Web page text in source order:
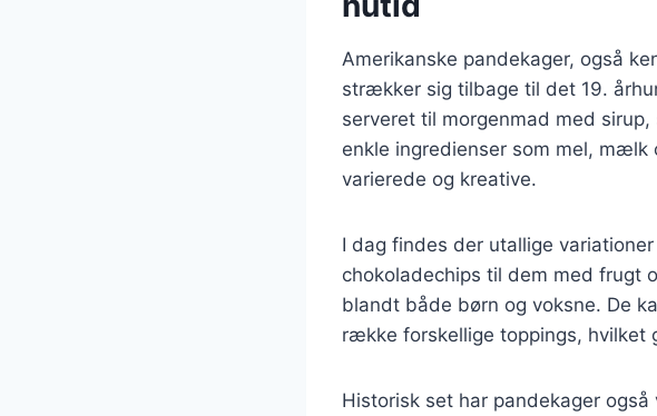
Amerikanske pandekager, også
strækker sig tilbage til det 19.
serveret til morgenmad med
enkle ingredienser som mel,
varierede og kreative.
I dag findes der utallige
chokoladechips til dem med frugt
blandt både børn og voksne. De
række forskellige toppings, hvilket
Historisk set har pandekager